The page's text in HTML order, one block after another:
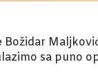
sa puno